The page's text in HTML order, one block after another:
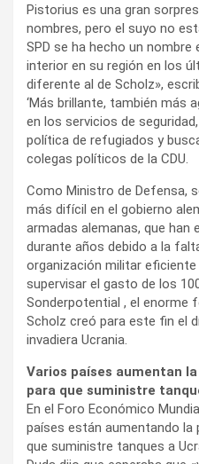
Pistorius es una gran
nombres, pero el suyo no
SPD se ha hecho un nombre
interior en su región en los
diferente al de Scholz»,
‘Más brillante, también más
en los servicios de
política de refugiados y
colegas políticos de la CDU.
Como Ministro de Defensa,
más difícil en el gobierno
armadas alemanas, que han
durante años debido a la
organización militar eficiente
supervisar el gasto de los
Sonderpotential , el enorme
Scholz creó para este fin el
invadiera Ucrania.
Varios países aumentan
para que suministre
En el Foro Económico
países están aumentando la
que suministre tanques a